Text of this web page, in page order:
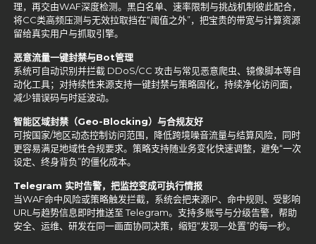
理，再交由WAF深度检测。黑白名单、速率限制与挑战机制彼此配合，
将CC类高频压测与无效拉取挡在“阈值之外”，把宝贵的带宽与计算资源
留给真实用户与抓取引擎。
恶意流量一键封禁与Bot管理
系统可自动识别并拦截 DDoS/CC 攻击与常见恶意爬虫、镜像脚本等自
动化工具；对持续性来源支持一键封禁与策略固化，持续净化访问面，
减少错误码与时延波动。
智能区域封禁（Geo-Blocking）与合规友好
可按国家/地区动态控制访问范围，降低跨境噪音流量与结算风险，同时
更容易满足地域性合规要求。策略支持随业务变化快速调整，避免“一次
设定、终身背负”的僵化成本。
Telegram 实时告警，把监控变成可执行情报
当WAF命中风险或策略触发拦截，系统会把来源IP、命中规则、受影响
URL与趋势信息即时推送至 Telegram。支持多账号与分级告警，帮助
安全、运维、研发在同一画面协同决策，缩短“发现—处置”的每一秒。